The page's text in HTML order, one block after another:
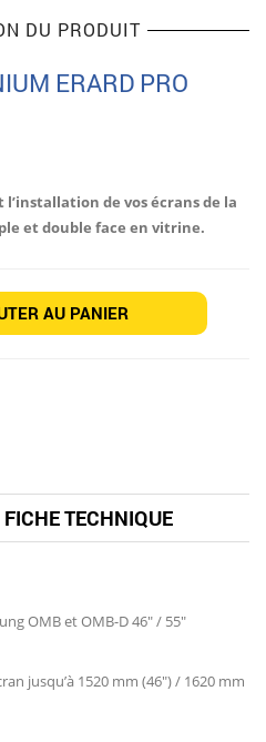
DU PRODUIT
ERARD PRO
de vos écrans de la
et double face en vitrine.
AU PANIER
FICHE TECHNIQUE
OMB et OMB-D 46″ / 55″
jusqu’à 1520 mm (46″) / 1620 mm